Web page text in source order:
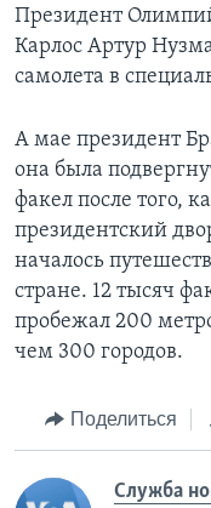
Президент
Карлос Артур
самолета в
А мае президент
она была
факел после того,
президентский
началось
стране. 12 тысяч
пробежал 200
чем 300 городов.
Поделиться
Служба